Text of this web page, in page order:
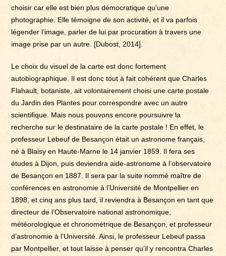
choisir car elle est bien plus démocratique qu’une
photographie. Elle témoigne de son activité, et il va parfois
légender l’image, parler de lui par procuration à travers une
image prise par un autre. [Dubost, 2014].
Le choix du visuel de la carte est donc fortement
autobiographique. Il est donc tout à fait cohérent que Charles
Flahault, botaniste, ait volontairement choisi une carte postale
du Jardin des Plantes pour correspondre avec un autre
scientifique. Mais nous pouvons encore poursuivre la
recherche sur le destinataire de la carte postale ! En effet, le
professeur Lebeuf de Besançon était un astronome français,
né à Blaisy en Haute-Marne le 14 janvier 1859. Il fera ses
études à Dijon, puis deviendra aide-astronome à l’observatoire
de Besançon en 1887. Il sera par la suite nommé maître de
conférences en astronomie à l’Université de Montpellier en
1898, et cinq ans plus tard, il reviendra à Besançon en tant que
directeur de l’Observatoire national astronomique,
météorologique et chronométrique de Besançon, et professeur
d’astronomie à l’Université. Ainsi, le professeur Lebeuf passa
par Montpellier, et tout laisse à penser qu’il y rencontra Charles